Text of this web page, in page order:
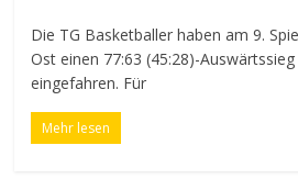
Die TG Basketballer haben am 9.
Ost einen 77:63 (45:28)-
eingefahren. Für
Mehr lesen